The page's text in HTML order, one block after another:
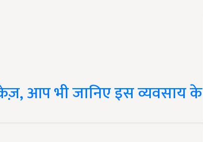
आप भी जानिए इस व्यवसाय के